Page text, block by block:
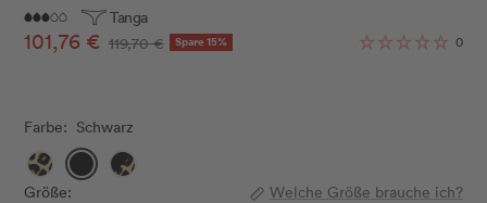
Tanga
Angebotspreis
101,76 € Regulärer
119,70 € Spare 15% 0
Farbe: Schwarz
Leo
SchwarzSchwarz/Leo
Größe:
Welche Größe brauche ich?